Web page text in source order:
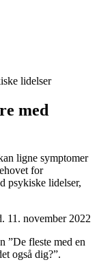
lidelser
med
ligne symptomer
for
psykiske lidelser,
11. november 2022
”De fleste med en
også dig?”.